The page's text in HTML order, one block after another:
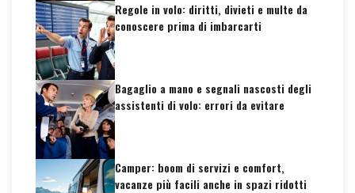
Regole in volo: diritti, divieti e multe da
conoscere prima di imbarcarti
Bagaglio a mano e segnali nascosti degli
assistenti di volo: errori da evitare
Camper: boom di servizi e comfort,
vacanze più facili anche in spazi ridotti